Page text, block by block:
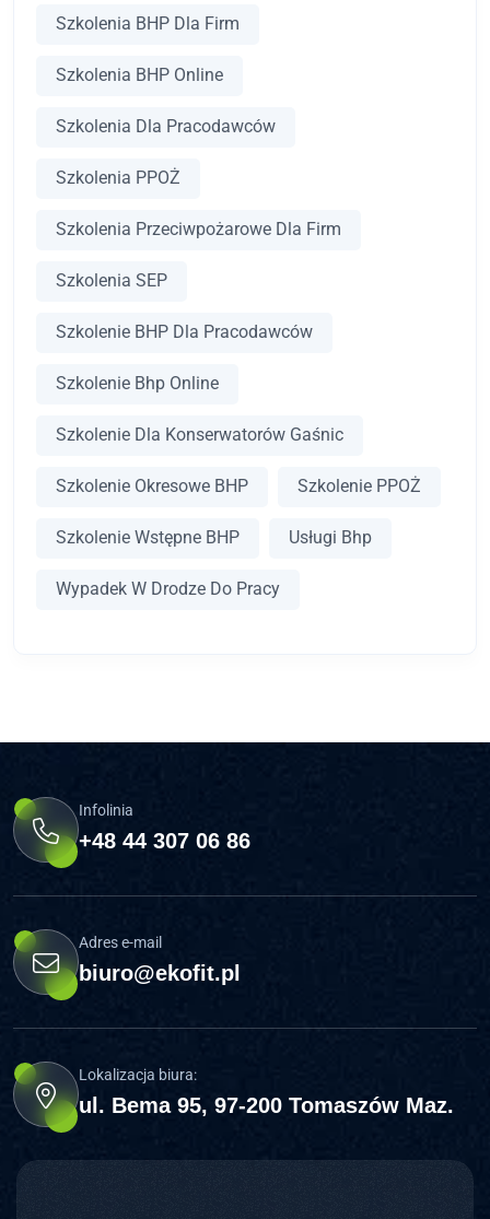
Szkolenia BHP Dla Firm
Szkolenia BHP Online
Szkolenia Dla Pracodawców
Szkolenia PPOŻ
Szkolenia Przeciwpożarowe Dla Firm
Szkolenia SEP
Szkolenie BHP Dla Pracodawców
Szkolenie Bhp Online
Szkolenie Dla Konserwatorów Gaśnic
Szkolenie Okresowe BHP Szkolenie PPOŻ
Szkolenie Wstępne BHP Usługi Bhp
Wypadek W Drodze Do Pracy
Infolinia
+48 44 307 06 86
Adres e-mail
biuro@ekofit.pl
Lokalizacja biura:
ul. Bema 95, 97-200 Tomaszów Maz.